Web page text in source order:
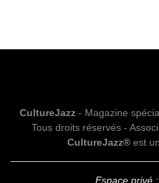
CultureJazz- Magazine
Tous droits réservés -
CultureJazz®est
Espace privé